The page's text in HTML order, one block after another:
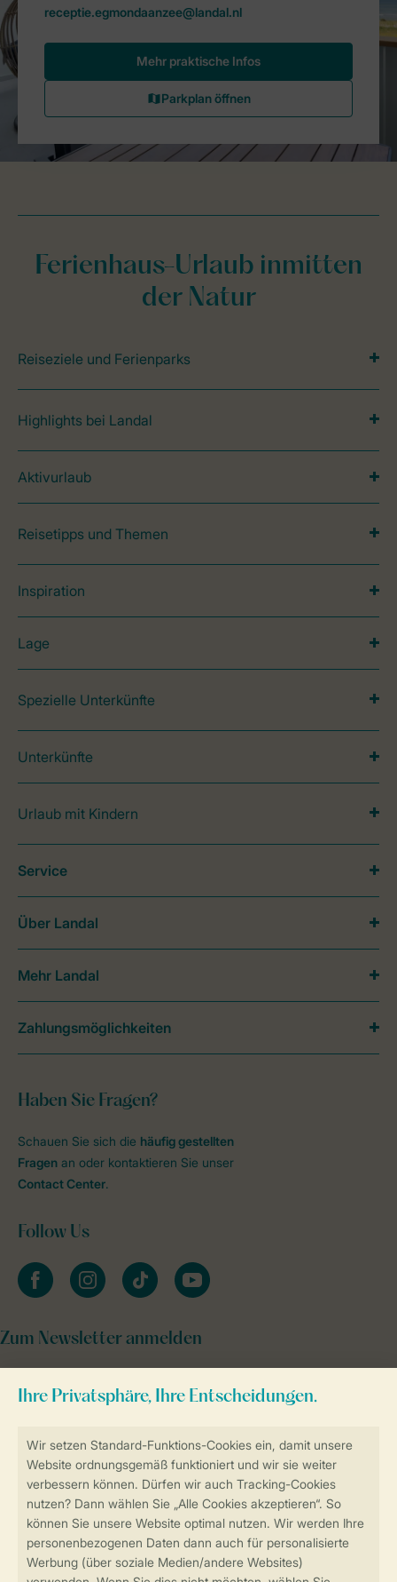
Sicher und schnell zur Online-Buchung
Sichere Datenübertragung
Sicheres Bezahlen
Ferienhaus-Urlaub inmitten
der Natur
Reiseziele und Ferienparks
Highlights bei Landal
Aktivurlaub
Reisetipps und Themen
Inspiration
Lage
Spezielle Unterkünfte
Unterkünfte
Urlaub mit Kindern
Haben Sie Fragen?
Schauen Sie sich die häufig gestellten
Fragen an oder kontaktieren Sie unser
Contact Center.
Follow Us
facebookinstagramtiktok youtube
Zum Newsletter anmelden
Service
Über Landal
Mehr Landal
Zahlungsmöglichkeiten